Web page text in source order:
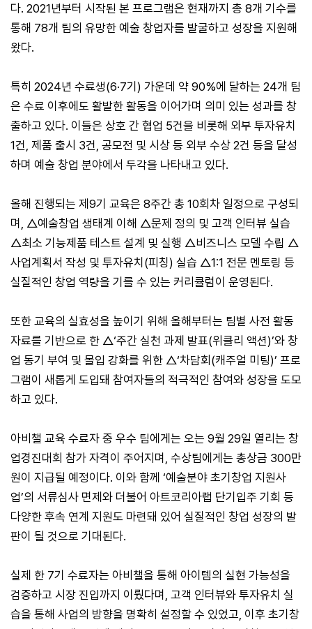
다. 2021년부터 시작된 본 프로그램은 현재까지 총 8개 기수를
통해 78개 팀의 유망한 예술 창업자를 발굴하고 성장을 지원해
왔다.
특히 2024년 수료생(6·7기) 가운데 약 90%에 달하는 24개 팀
은 수료 이후에도 활발한 활동을 이어가며 의미 있는 성과를 창
출하고 있다. 이들은 상호 간 협업 5건을 비롯해 외부 투자유치
1건, 제품 출시 3건, 공모전 및 시상 등 외부 수상 2건 등을 달성
하며 예술 창업 분야에서 두각을 나타내고 있다.
올해 진행되는 제9기 교육은 8주간 총 10회차 일정으로 구성되
며, △예술창업 생태계 이해 △문제 정의 및 고객 인터뷰 실습
△최소 기능제품 테스트 설계 및 실행 △비즈니스 모델 수립 △
사업계획서 작성 및 투자유치(피칭) 실습 △1:1 전문 멘토링 등
실질적인 창업 역량을 기를 수 있는 커리큘럼이 운영된다.
또한 교육의 실효성을 높이기 위해 올해부터는 팀별 사전 활동
자료를 기반으로 한 △‘주간 실천 과제 발표(위클리 액션)’와 창
업 동기 부여 및 몰입 강화를 위한 △‘차담회(캐주얼 미팅)’ 프로
그램이 새롭게 도입돼 참여자들의 적극적인 참여와 성장을 도모
하고 있다.
아비챌 교육 수료자 중 우수 팀에게는 오는 9월 29일 열리는 창
업경진대회 참가 자격이 주어지며, 수상팀에게는 총상금 300만
원이 지급될 예정이다. 이와 함께 ‘예술분야 초기창업 지원사
업’의 서류심사 면제와 더불어 아트코리아랩 단기입주 기회 등
다양한 후속 연계 지원도 마련돼 있어 실질적인 창업 성장의 발
판이 될 것으로 기대된다.
실제 한 7기 수료자는 아비챌을 통해 아이템의 실현 가능성을
검증하고 시장 진입까지 이뤘다며, 고객 인터뷰와 투자유치 실
습을 통해 사업의 방향을 명확히 설정할 수 있었고, 이후 초기창